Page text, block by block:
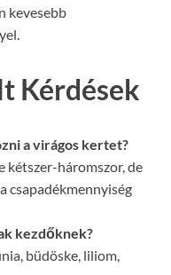
kevesebb
Kérdések
a virágos kertet?
kétszer-háromszor, de
csapadékmennyiség
kezdőknek?
büdöske, liliom,